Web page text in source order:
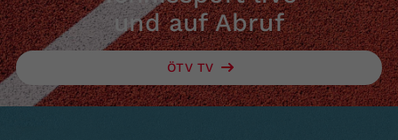
und auf Abruf
ÖTV TV